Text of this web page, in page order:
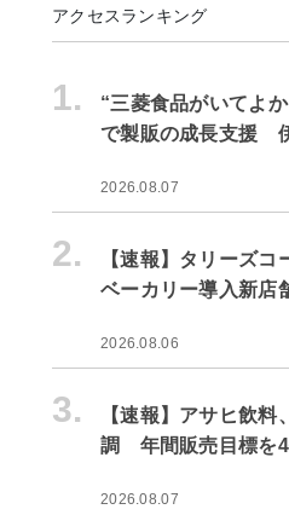
アクセスランキング
1.
“三菱食品がいてよ
で製販の成長支援
2026.08.07
2.
【速報】タリーズ
ベーカリー導入新店
2026.08.06
3.
【速報】アサヒ飲
調 年間販売目標を
2026.08.07